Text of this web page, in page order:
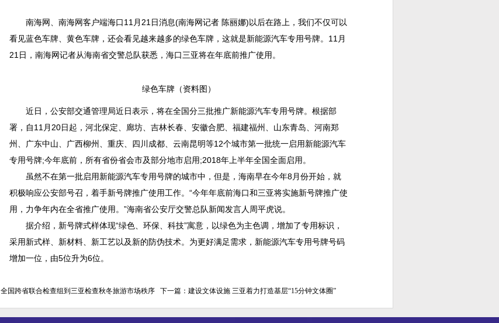
南海网、南海网客户端海口11月21日消息(南海网记者 陈丽娜)以后在路上，我们不仅可以
看见蓝色车牌、黄色车牌，还会看见越来越多的绿色车牌，这就是新能源汽车专用号牌。11月
21日，南海网记者从海南省交警总队获悉，海口三亚将在年底前推广使用。
绿色车牌（资料图）
近日，公安部交通管理局近日表示，将在全国分三批推广新能源汽车专用号牌。根据部
署，自11月20日起，河北保定、廊坊、吉林长春、安徽合肥、福建福州、山东青岛、河南郑
州、广东中山、广西柳州、重庆、四川成都、云南昆明等12个城市第一批统一启用新能源汽车
专用号牌;今年底前，所有省份省会市及部分地市启用;2018年上半年全国全面启用。
虽然不在第一批启用新能源汽车专用号牌的城市中，但是，海南早在今年8月份开始，就
积极响应公安部号召，着手新号牌推广使用工作。“今年年底前海口和三亚将实施新号牌推广使
用，力争年内在全省推广使用。”海南省公安厅交警总队新闻发言人周平虎说。
据介绍，新号牌式样体现“绿色、环保、科技”寓意，以绿色为主色调，增加了专用标识，
采用新式样、新材料、新工艺以及新的防伪技术。为更好满足需求，新能源汽车专用号牌号码
增加一位，由5位升为6位。
全国跨省联合检查组到三亚检查秋冬旅游市场秩序下一篇： 建设文体设施 三亚着力打造基层“15分钟文体圈”